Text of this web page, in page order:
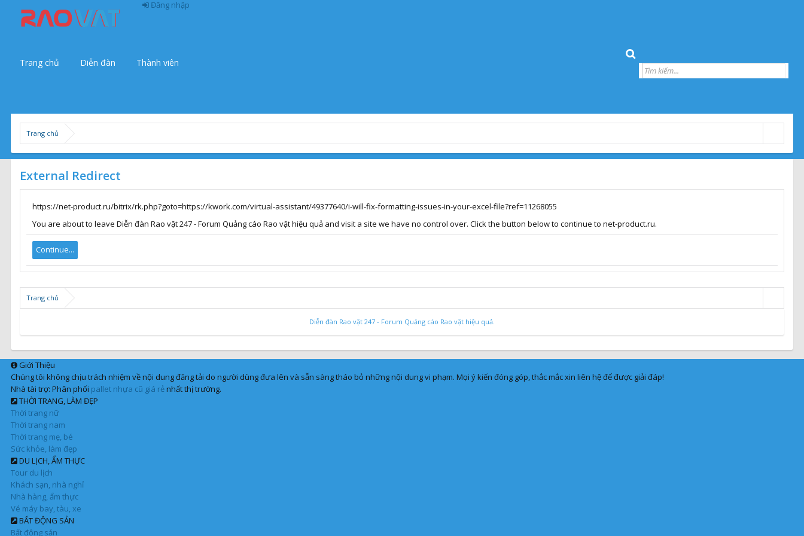
Trang chủ
External Redirect
https://net-product.ru/bitrix/rk.php?goto=https://kwork.com/virtual-assistant/49377640/i-will-fix-formatting-issues-in-your-excel-file?ref=11268055
You are about to leave Diễn đàn Rao vặt 247 - Forum Quảng cáo Rao vặt hiệu quả and visit a site we have no control over. Click the button below to continue to net-product.ru.
Continue...
Trang chủ
Diễn đàn Rao vặt 247 - Forum Quảng cáo Rao vặt hiệu quả.
Đăng nhập
Trang chủ Diễn đàn Thành viên
Giới Thiệu
Chúng tôi không chịu trách nhiệm về nội dung đăng tải do người dùng đưa lên và sẵn sàng tháo bỏ những nội dung vi phạm. Mọi ý kiến đóng góp, thắc mắc xin liên hệ để được giải đáp!
Nhà tài trợ: Phân phối pallet nhựa cũ giá rẻnhất thị trường.
THỜI TRANG, LÀM ĐẸP
Thời trang nữ
Thời trang nam
Thời trang mẹ, bé
Sức khỏe, làm đẹp
DU LỊCH, ẨM THỰC
Tour du lịch
Khách sạn, nhà nghỉ
Nhà hàng, ẩm thực
Vé máy bay, tàu, xe
BẤT ĐỘNG SẢN
Bất động sản